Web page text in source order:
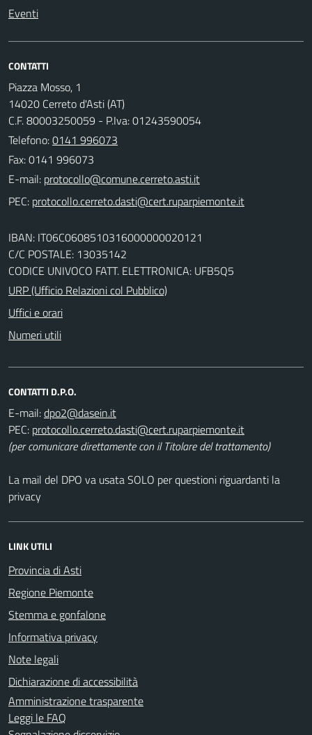
Eventi
CONTATTI
Piazza Mosso, 1
14020 Cerreto d'Asti (AT)
C.F. 80003250059 - P.Iva: 01243590054
Telefono:0141 996073
Fax: 0141 996073
E-mail:
PEC:
IBAN: IT06C0608510316000000020121
C/C POSTALE: 13035142
CODICE UNIVOCO FATT. ELETTRONICA: UFB5Q5
URP (Ufficio Relazioni col Pubblico)
Uffici e orari
Numeri utili
CONTATTI D.P.O.
E-mail:
PEC:
(per comunicare direttamente con il Titolare del trattamento)
La mail del DPO va usata SOLO per questioni riguardanti la
privacy
LINK UTILI
Provincia di Asti
Regione Piemonte
Stemma e gonfalone
Informativa privacy
Note legali
Dichiarazione di accessibilità
Amministrazione trasparente
Leggi le FAQ